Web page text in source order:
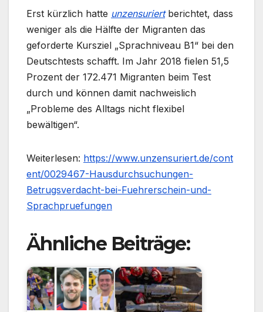
Erst kürzlich hatte unzensuriertberichtet, dass
weniger als die Hälfte der Migranten das
geforderte Kursziel „Sprachniveau B1“ bei den
Deutschtests schafft. Im Jahr 2018 fielen 51,5
Prozent der 172.471 Migranten beim Test
durch und können damit nachweislich
„Probleme des Alltags nicht flexibel
bewältigen“.
Weiterlesen: https://www.unzensuriert.de/cont
ent/0029467-Hausdurchsuchungen-
Betrugsverdacht-bei-Fuehrerschein-und-
Sprachpruefungen
Ähnliche Beiträge: